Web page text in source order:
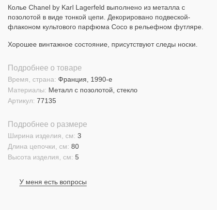
Колье Chanel by Karl Lagerfeld выполнено из металла с
позолотой в виде тонкой цепи. Декорировано подвеской-
флаконом культового парфюма Coco в рельефном футляре.
Хорошее винтажное состояние, присутствуют следы носки.
Подробнее о товаре
Материалы: Металл с позолотой, стекло
Время, страна: Франция, 1990-е
Артикул: 77135
Подробнее о размере
Высота изделия, см: 5
Длина цепочки, см: 80
Ширина изделия, см: 3
У меня есть вопросы